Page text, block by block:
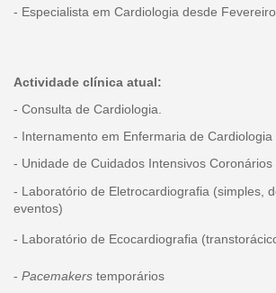
- Especialista em Cardiologia desde Fevereiro
Actividade clínica atual:
- Consulta de Cardiologia.
- Internamento em Enfermaria de Cardiologia
- Unidade de Cuidados Intensivos Coronários
- Laboratório de Eletrocardiografia (simples,
eventos)
- Laboratório de Ecocardiografia
- Pacemakerstemporários